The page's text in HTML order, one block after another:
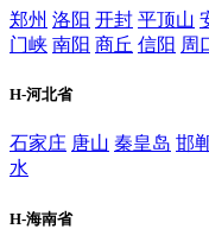
郑州 洛阳 开封 平顶山
门峡 南阳 商丘 信阳 周
H-河北省
石家庄 唐山 秦皇岛 邯
水
H-海南省